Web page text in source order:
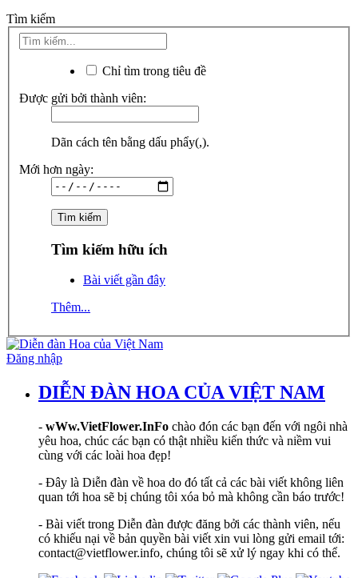
Tìm kiếm
Chỉ tìm trong tiêu đề
Được gửi bởi thành viên:
Dãn cách tên bằng dấu phẩy(,).
Mới hơn ngày:
Tìm kiếm hữu ích
Bài viết gần đây
Thêm...
Đăng nhập
DIỄN ĐÀN HOA CỦA VIỆT NAM
- wWw.VietFlower.InFo chào đón các bạn đến với ngôi nhà
yêu hoa, chúc các bạn có thật nhiều kiến thức và niềm vui
cùng với các loài hoa đẹp!
- Đây là Diễn đàn về hoa do đó tất cả các bài viết không liên
quan tới hoa sẽ bị chúng tôi xóa bỏ mà không cần báo trước!
- Bài viết trong Diễn đàn được đăng bởi các thành viên, nếu
có khiếu nại về bản quyền bài viết xin vui lòng gửi email tới:
contact@vietflower.info, chúng tôi sẽ xử lý ngay khi có thể.